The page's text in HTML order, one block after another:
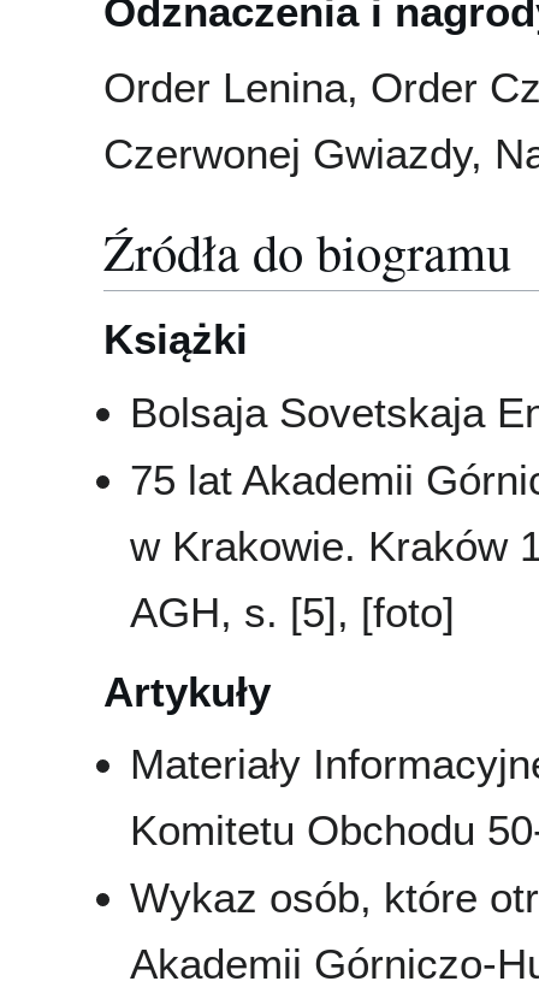
Odznaczenia i
Order Lenina, Order
Czerwonej Gwiazdy,
Źródła do biogramu
Książki
Bolsaja Sovetskaja
75 lat Akademii
w Krakowie. Kraków
AGH, s. [5], [foto]
Artykuły
Materiały
Komitetu Obchodu
Wykaz osób, które
Akademii Górniczo-